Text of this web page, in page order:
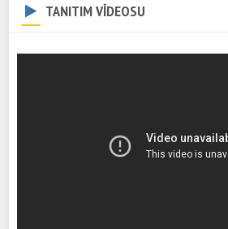
TANITIM VİDEOSU